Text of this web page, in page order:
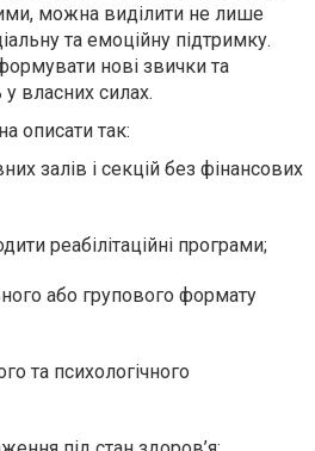
можна виділити не лише
та емоційну підтримку.
нові звички та
власних силах.
описати так:
залів і секцій без фінансових
реабілітаційні програми;
або групового формату
та психологічного